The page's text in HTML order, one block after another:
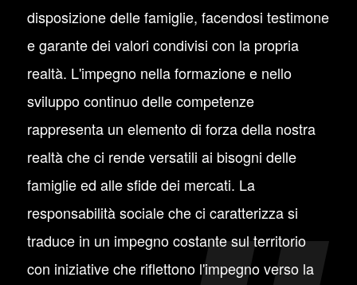
disposizione delle famiglie, facendosi testimone
e garante dei valori condivisi con la propria
realtà. L'impegno nella formazione e nello
sviluppo continuo delle competenze
rappresenta un elemento di forza della nostra
realtà che ci rende versatili ai bisogni delle
famiglie ed alle sfide dei mercati. La
responsabilità sociale che ci caratterizza si
traduce in un impegno costante sul territorio
con iniziative che riflettono l'impegno verso la